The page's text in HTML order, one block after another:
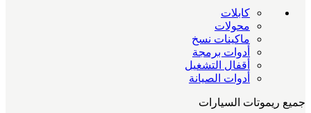
كابلات
محولات
ماكينات نسخ
أدوات برمجة
أقفال التشغيل
أدوات الصيانة
جميع ريموتات السيارات